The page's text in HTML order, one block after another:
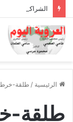
الرئيسية / طلقة-